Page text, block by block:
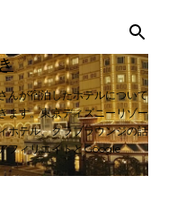
テンツに移動
んが宿泊したホテルについて
ます。東京ディズニーリゾー
ホテル、クラブラウンジの話
フィリエイトとGoogle